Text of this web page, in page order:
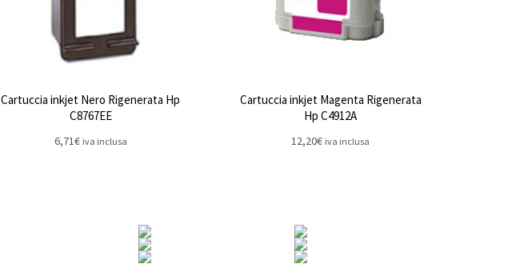
Cartuccia inkjet Nero Rigenerata Hp
C8767EE
6,71€ iva inclusa
Cartuccia inkjet Magenta Rigenerata
Hp C4912A
12,20€ iva inclusa